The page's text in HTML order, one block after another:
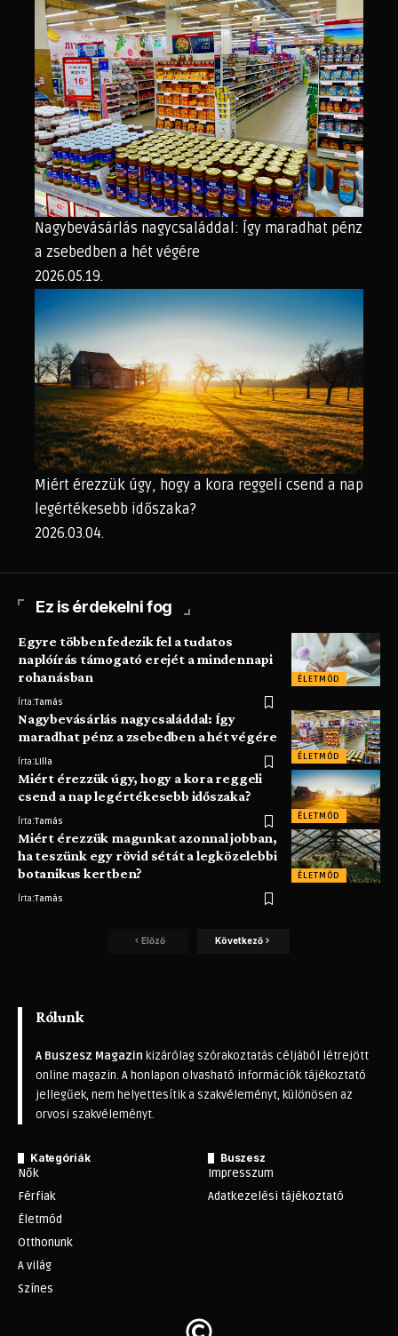
Nagybevásárlás nagycsaláddal: Így maradhat pénz
a zsebedben a hét végére
2026.05.19.
Miért érezzük úgy, hogy a kora reggeli csend a nap
legértékesebb időszaka?
2026.03.04.
Ez is érdekelni fog
ÉLETMÓD
Egyre többen fedezik fel a tudatos
naplóírás támogató erejét a mindennapi
rohanásban
Írta:Tamás
ÉLETMÓD
Nagybevásárlás nagycsaláddal: Így
maradhat pénz a zsebedben a hét végére
Írta:LIlla
ÉLETMÓD
Miért érezzük úgy, hogy a kora reggeli
csend a nap legértékesebb időszaka?
Írta:Tamás
ÉLETMÓD
Miért érezzük magunkat azonnal jobban,
ha teszünk egy rövid sétát a legközelebbi
botanikus kertben?
Írta:Tamás
Előző Következő
Rólunk
A Buszesz Magazin kizárólag szórakoztatás céljából létrejött
online magazin. A honlapon olvasható információk tájékoztató
jellegűek, nem helyettesítik a szakvéleményt, különösen az
orvosi szakvéleményt.
Kategóriák
Nők
Férfiak
Életmód
Otthonunk
A világ
Színes
Buszesz
Impresszum
Adatkezelési tájékoztató